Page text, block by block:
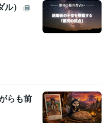
）
らも前